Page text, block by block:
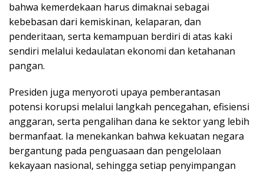
bahwa kemerdekaan harus dimaknai sebagai
kebebasan dari kemiskinan, kelaparan, dan
penderitaan, serta kemampuan berdiri di atas kaki
sendiri melalui kedaulatan ekonomi dan ketahanan
pangan.
Presiden juga menyoroti upaya pemberantasan
potensi korupsi melalui langkah pencegahan, efisiensi
anggaran, serta pengalihan dana ke sektor yang lebih
bermanfaat. Ia menekankan bahwa kekuatan negara
bergantung pada penguasaan dan pengelolaan
kekayaan nasional, sehingga setiap penyimpangan